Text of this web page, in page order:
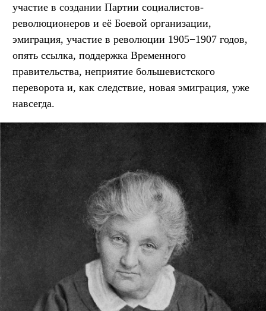
участие в создании Партии социалистов-
революционеров и её Боевой организации,
эмиграция, участие в революции 1905−1907 годов,
опять ссылка, поддержка Временного
правительства, неприятие большевистского
переворота и, как следствие, новая эмиграция, уже
навсегда.